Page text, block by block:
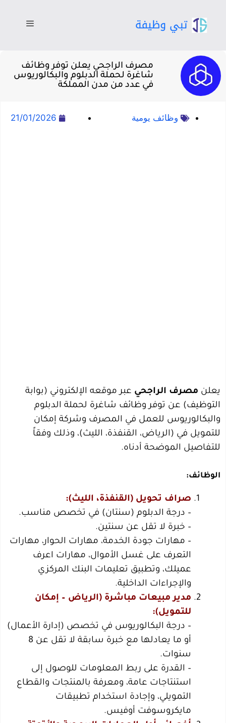
مصرف الراجحي يعلن توفر وظائف
شاغرة لحملة الدبلوم والبكالوريوس
في عدد من مدن المملكة
وظائف يومية 21/01/2026
يعلن مصرف الراجحي عبر موقعه الإلكتروني (بوابة
التوظيف) عن توفر وظائف شاغرة لحملة الدبلوم
والبكالوريوس للعمل في المصرف وشركة إمكان
للتمويل في (الرياض، القنفذة، الليث)، وذلك وفقاً
للتفاصيل الموضحة أدناه.
الوظائف:
صراف تحويل (القنفذة، الليث):
– درجة الدبلوم (سنتان) في تخصص مناسب.
– خبرة لا تقل عن سنتين.
– مهارات جودة الخدمة، مهارات الحوار، مهارات
التعرف على غسل الأموال، مهارات اعرف
عميلك، وتطبيق تعليمات البنك المركزي
والإجراءات الداخلية.
مدير مبيعات مباشرة (الرياض – إمكان
للتمويل):
– درجة البكالوريوس في تخصص (إدارة الأعمال)
أو ما يعادلها مع خبرة سابقة لا تقل عن 8
سنوات.
– القدرة على ربط المعلومات للوصول إلى
استنتاجات عامة، ومعرفة بالمنتجات والقطاع
التمويلي، وإجادة استخدام تطبيقات
مايكروسوفت أوفيس.